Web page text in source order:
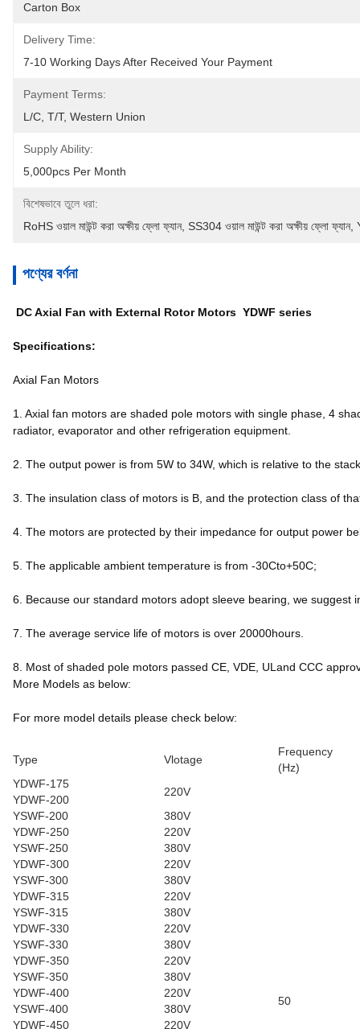
Carton Box
Delivery Time:
7-10 Working Days After Received Your Payment
Payment Terms:
L/C, T/T, Western Union
Supply Ability:
5,000pcs Per Month
বিশেষভাবে তুলে ধরা:
RoHS ওয়াল মাউন্ট করা অক্ষীয় ফ্লো ফ্যান, SS304 ওয়াল মাউন্ট করা অক্ষীয় ফ্লো ফ্যান,
পণ্যের বর্ণনা
DC Axial Fan with External Rotor Motors YDWF series
Specifications:
Axial Fan Motors
1. Axial fan motors are shaded pole motors with single phase, 4
radiator, evaporator and other refrigeration equipment.
2. The output power is from 5W to 34W, which is relative to the
3. The insulation class of motors is B, and the protection class of
4. The motors are protected by their impedance for output power
5. The applicable ambient temperature is from -30Cto+50C;
6. Because our standard motors adopt sleeve bearing, we
7. The average service life of motors is over 20000hours.
8. Most of shaded pole motors passed CE, VDE, ULand CCC
More Models as below:
For more model details please check below:
Type Vlotage
Frequency
(Hz)
YDWF-175
220V
50
YDWF-200
YSWF-200
380V
YDWF-250
220V
YSWF-250
380V
YDWF-300
220V
YSWF-300
380V
YDWF-315
220V
YSWF-315
380V
YDWF-330
220V
YSWF-330
380V
YDWF-350
220V
YSWF-350
380V
YDWF-400
220V
YSWF-400
380V
YDWF-450
220V